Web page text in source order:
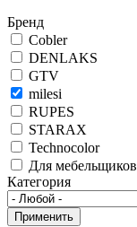
Бренд
Cobler
DENLAKS
GTV
milesi
RUPES
STARAX
Technocolor
Для мебельщиков
Категория